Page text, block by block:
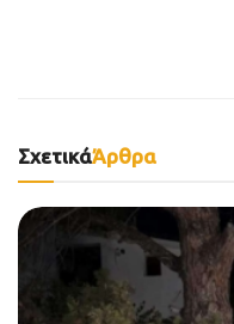
ΣχετικάΆρθρα